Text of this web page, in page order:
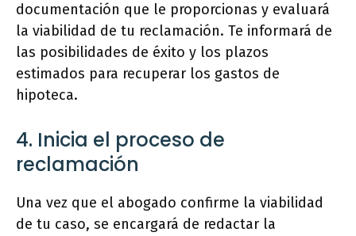
documentación que le proporcionas y evaluará
la viabilidad de tu reclamación. Te informará de
las posibilidades de éxito y los plazos
estimados para recuperar los gastos de
hipoteca.
4. Inicia el proceso de
reclamación
Una vez que el abogado confirme la viabilidad
de tu caso, se encargará de redactar la